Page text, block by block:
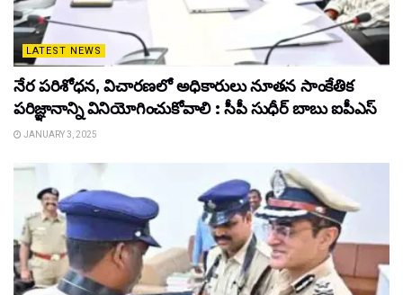
LATEST NEWS
నేర పరిశోధన, విచారణలో అధికారులు నూతన సాంకేతిక
పరిజ్ఞానాన్ని వినియోగించుకోవాలి : సీపీ సుధీర్ బాబు ఐపీఎస్
JANUARY 3, 2025